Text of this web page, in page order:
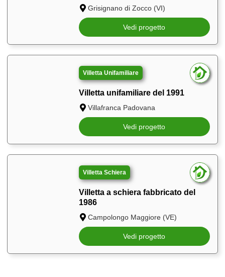
Grisignano di Zocco (VI)
Vedi progetto
Villetta Unifamiliare
Villetta unifamiliare del 1991
Villafranca Padovana
Vedi progetto
Villetta Schiera
Villetta a schiera fabbricato del
1986
Campolongo Maggiore (VE)
Vedi progetto